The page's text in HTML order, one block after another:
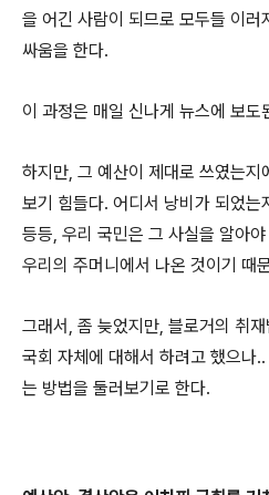
을 어긴 사람이 되므로 모두들 이러
싸움을 한다.
이 과정은 매일 신나게 뉴스에 보도
하지만, 그 예산이 제대로 쓰였는
보기 힘들다. 어디서 낭비가 되었는
등등, 우리 국민은 그 사실을 알아
우리의 주머니에서 나온 것이기 때
그래서, 좀 늦었지만, 블로거의 취
국회 자체에 대해서 하려고 했으나
는 방법을 둘러보기로 한다.